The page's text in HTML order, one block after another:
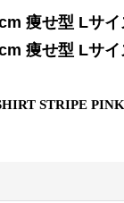
痩せ型 Lサイ
痩せ型 Lサイ
STRIPE